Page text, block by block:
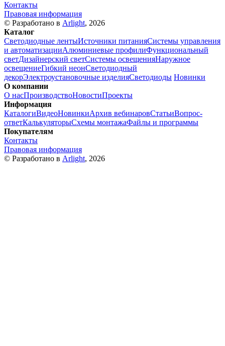
Контакты
Правовая информация
© Разработано в Arlight, 2026
Каталог
Светодиодные лентыИсточники питанияСистемы управления
и автоматизацииАлюминиевые профилиФункциональный
светДизайнерский светСистемы освещенияНаружное
освещениеГибкий неонСветодиодный
декорЭлектроустановочные изделияСветодиоды Новинки
О компании
О насПроизводствоНовостиПроекты
Информация
КаталогиВидеоНовинкиАрхив вебинаровСтатьиВопрос-
ответКалькуляторыСхемы монтажаФайлы и программы
Покупателям
Контакты
Правовая информация
© Разработано в Arlight, 2026